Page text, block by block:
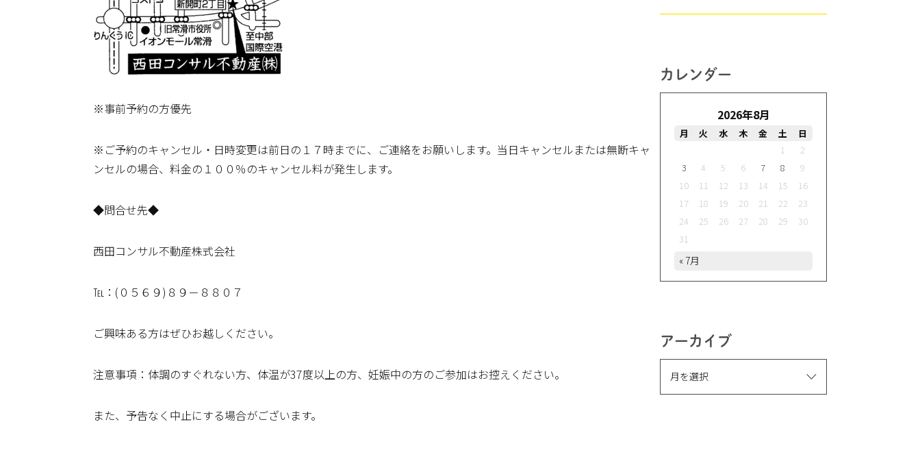
※事前予約の方優先
※ご予約のキャンセル・日時変更は前日の１７時までに、ご連絡をお願いします。当日キャンセルまたは無断キャ
ンセルの場合、料金の１００％のキャンセル料が発生します。
◆問合せ先◆
西田コンサル不動産株式会社
℡：(０５６９)８９－８８０７
ご興味ある方はぜひお越しください。
注意事項：体調のすぐれない方、体温が37度以上の方、妊娠中の方のご参加はお控えください。
また、予告なく中止にする場合がございます。
カレンダー
2026年8月
月 火 水 木 金 土
日
1
2
3
4 5 6 7 8
9
10
11 12 13 14 15
16
17
18 19 20 21 22
23
24
25 26 27 28 29
30
31
« 7月
アーカイブ